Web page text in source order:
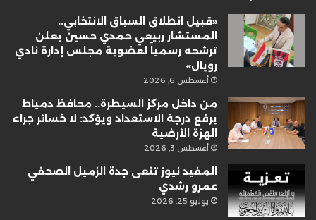
«قبيل انطلاق السباق الانتخابي..
المستشار ربيعي حمدي حسين يعلن
ترشحه رسمياً لعضوية مجلس إدارة نادي
رويال»
أغسطس 6, 2026
من داخل مركز السيطرة.. محافظ دمياط
يرفع درجة الاستعداد ويؤكد: لا خسائر جراء
الهزة الأرضية
أغسطس 3, 2026
المفيد نيوز تنعى جدة الزميل الصحفي
عمرو رشدي
يوليو 25, 2026